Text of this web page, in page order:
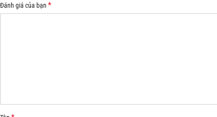
Đánh giá của bạn *